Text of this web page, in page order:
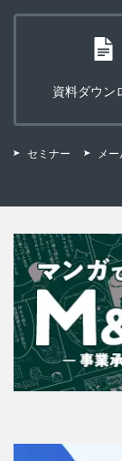
資料ダウン
セミナー メ